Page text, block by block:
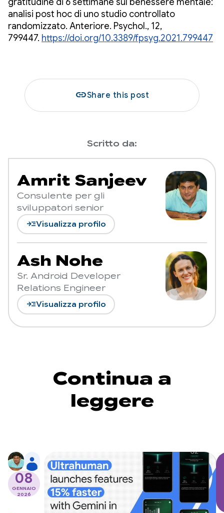
analisi post hoc di uno studio controllato
randomizzato. Anteriore. Psychol., 12,
799447. https://doi.org/10.3389/fpsyg.2021.799447
linkShare this post
Scritto da:
Amrit Sanjeev
Consulente per gli
sviluppatori senior
read_moreVisualizza profilo
Ash Nohe
Sr. Android Developer
Relations Engineer
read_moreVisualizza profilo
Continua a
leggere
08
GENNAIO
2026